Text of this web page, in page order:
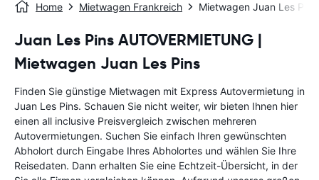
Home Mietwagen Frankreich Mietwagen Juan Les Pins
Juan Les Pins AUTOVERMIETUNG |
Mietwagen Juan Les Pins
Finden Sie günstige Mietwagen mit Express Autovermietung in
Juan Les Pins. Schauen Sie nicht weiter, wir bieten Ihnen hier
einen all inclusive Preisvergleich zwischen mehreren
Autovermietungen. Suchen Sie einfach Ihren gewünschten
Abholort durch Eingabe Ihres Abholortes und wählen Sie Ihre
Reisedaten. Dann erhalten Sie eine Echtzeit-Übersicht, in der